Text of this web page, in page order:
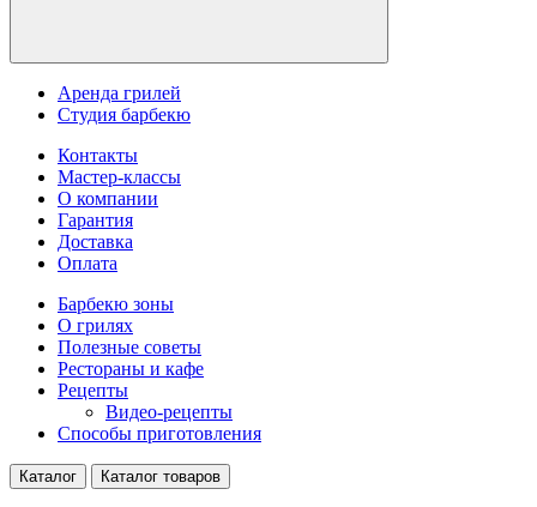
Аренда грилей
Студия барбекю
Контакты
Мастер-классы
О компании
Гарантия
Доставка
Оплата
Барбекю зоны
О грилях
Полезные советы
Рестораны и кафе
Рецепты
Видео-рецепты
Способы приготовления
Каталог Каталог товаров